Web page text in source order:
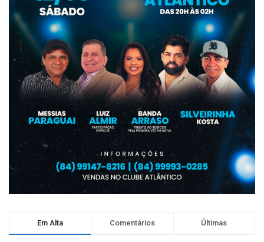
Em Alta Comentários Últimas